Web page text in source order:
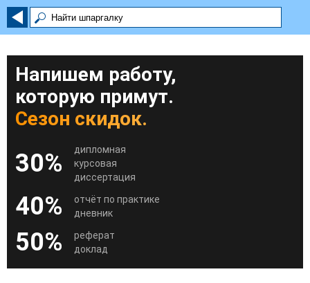
Напишем работу,
которую примут.
Сезон скидок.
30%
дипломная
курсовая
диссертация
40%
отчёт по практике
дневник
50%
реферат
доклад